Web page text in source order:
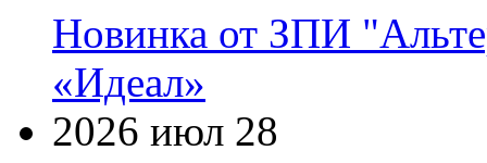
Новинка от ЗПИ
«Идеал»
2026 июл 28